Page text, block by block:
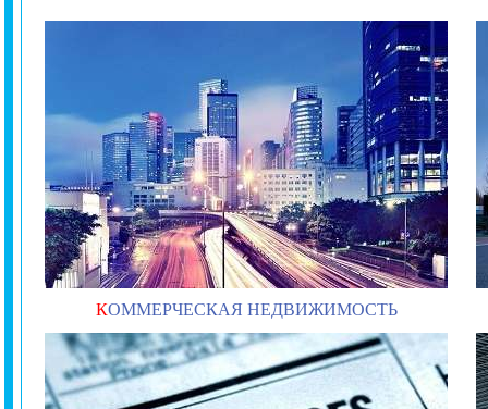
КОММЕРЧЕСКАЯ НЕДВИЖИМОСТЬ